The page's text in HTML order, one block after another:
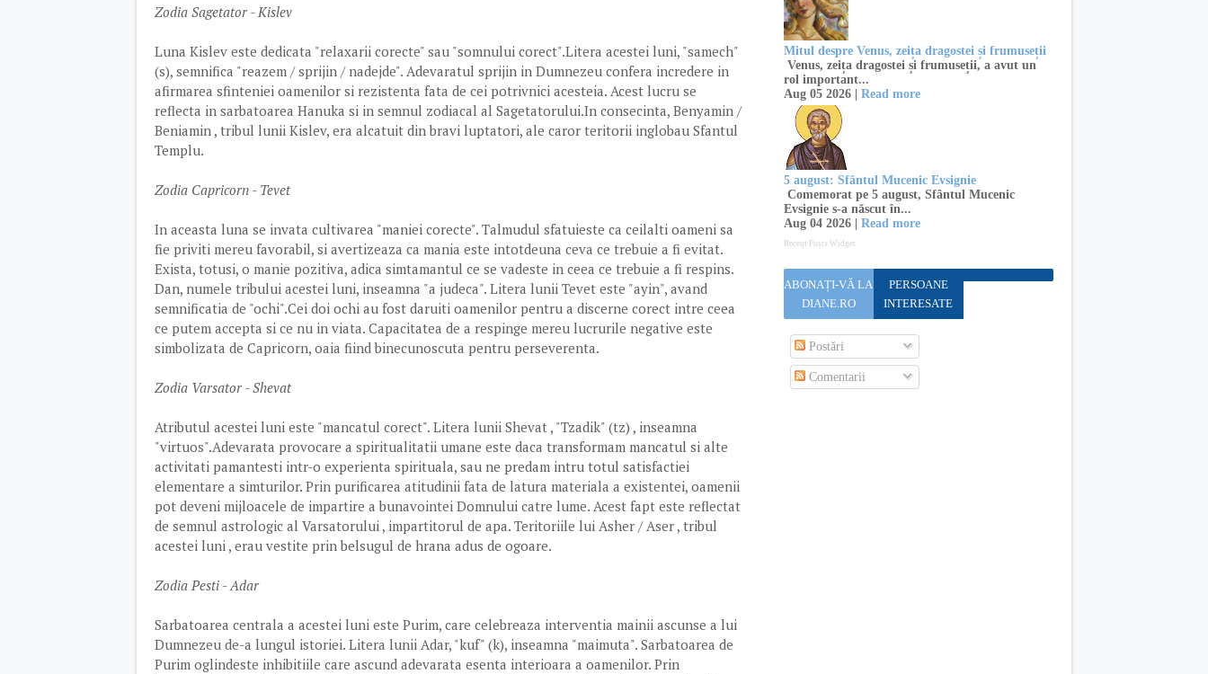
Zodia Sagetator - Kislev
Luna Kislev este dedicata "relaxarii corecte" sau "somnului corect".Litera acestei luni, "samech"
(s), semnifica "reazem / sprijin / nadejde". Adevaratul sprijin in Dumnezeu confera incredere in
afirmarea sfinteniei oamenilor si rezistenta fata de cei potrivnici acesteia. Acest lucru se
reflecta in sarbatoarea Hanuka si in semnul zodiacal al Sagetatorului.In consecinta, Benyamin /
Beniamin , tribul lunii Kislev, era alcatuit din bravi luptatori, ale caror teritorii inglobau Sfantul
Templu.
Zodia Capricorn - Tevet
In aceasta luna se invata cultivarea "maniei corecte". Talmudul sfatuieste ca ceilalti oameni sa
fie priviti mereu favorabil, si avertizeaza ca mania este intotdeuna ceva ce trebuie a fi evitat.
Exista, totusi, o manie pozitiva, adica simtamantul ce se vadeste in ceea ce trebuie a fi respins.
Dan, numele tribului acestei luni, inseamna "a judeca". Litera lunii Tevet este "ayin", avand
semnificatia de "ochi".Cei doi ochi au fost daruiti oamenilor pentru a discerne corect intre ceea
ce putem accepta si ce nu in viata. Capacitatea de a respinge mereu lucrurile negative este
simbolizata de Capricorn, oaia fiind binecunoscuta pentru perseverenta.
Zodia Varsator - Shevat
Atributul acestei luni este "mancatul corect". Litera lunii Shevat , "Tzadik" (tz) , inseamna
"virtuos".Adevarata provocare a spiritualitatii umane este daca transformam mancatul si alte
activitati pamantesti intr-o experienta spirituala, sau ne predam intru totul satisfactiei
elementare a simturilor. Prin purificarea atitudinii fata de latura materiala a existentei, oamenii
pot deveni mijloacele de impartire a bunavointei Domnului catre lume. Acest fapt este reflectat
de semnul astrologic al Varsatorului , impartitorul de apa. Teritoriile lui Asher / Aser , tribul
acestei luni , erau vestite prin belsugul de hrana adus de ogoare.
Zodia Pesti - Adar
Sarbatoarea centrala a acestei luni este Purim, care celebreaza interventia mainii ascunse a lui
Dumnezeu de-a lungul istoriei. Litera lunii Adar, "kuf" (k), inseamna "maimuta". Sarbatoarea de
Purim oglindeste inhibitiile care ascund adevarata esenta interioara a oamenilor. Prin
Mitul despre Venus, zeița dragostei și frumuseții
Venus, zeița dragostei și frumuseții, a avut un
rol important...
Aug 05 2026 | Read more
5 august: Sfântul Mucenic Evsignie
Comemorat pe 5 august, Sfântul Mucenic
Evsignie s-a născut în...
Aug 04 2026 | Read more
Recent Posts Widget
ABONAȚI-VĂ LA
DIANE.RO
PERSOANE
INTERESATE
Postări
Comentarii